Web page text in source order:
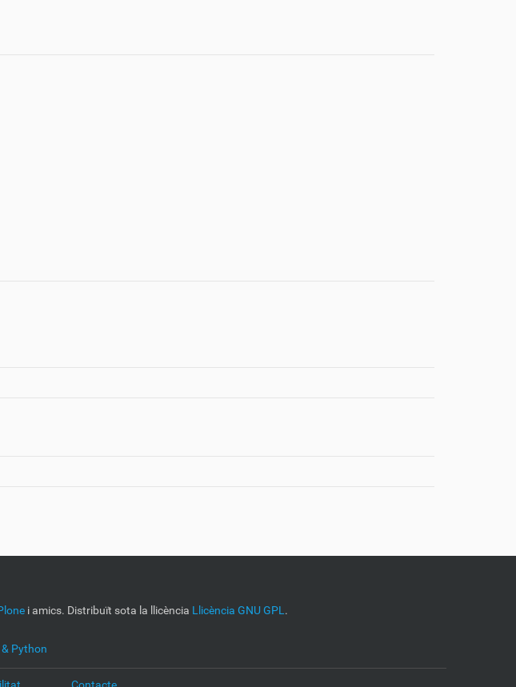
i amics. Distribuït sota la llicència Llicència GNU GPL .
Python